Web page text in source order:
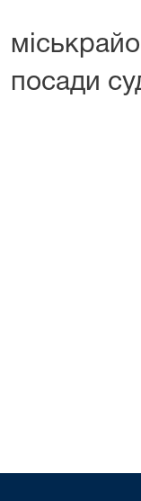
посади